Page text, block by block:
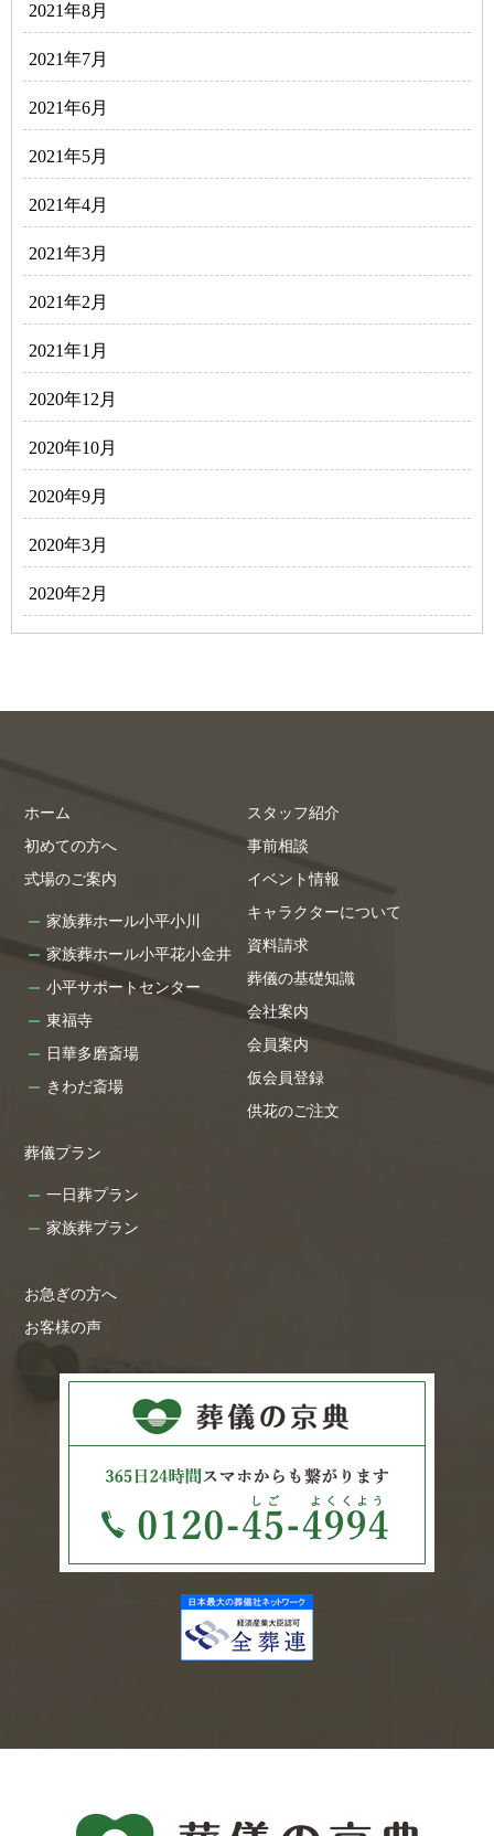
2021年8月
2021年7月
2021年6月
2021年5月
2021年4月
2021年3月
2021年2月
2021年1月
2020年12月
2020年10月
2020年9月
2020年3月
2020年2月
ホーム
初めての方へ
式場のご案内
家族葬ホール小平小川
家族葬ホール小平花小金井
小平サポートセンター
東福寺
日華多磨斎場
きわだ斎場
葬儀プラン
一日葬プラン
家族葬プラン
お急ぎの方へ
お客様の声
スタッフ紹介
事前相談
イベント情報
キャラクターについて
資料請求
葬儀の基礎知識
会社案内
会員案内
仮会員登録
供花のご注文